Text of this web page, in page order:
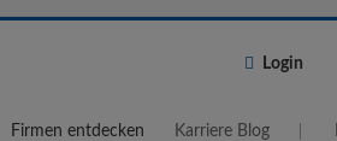
Login
Firmen entdecken Karriere Blog